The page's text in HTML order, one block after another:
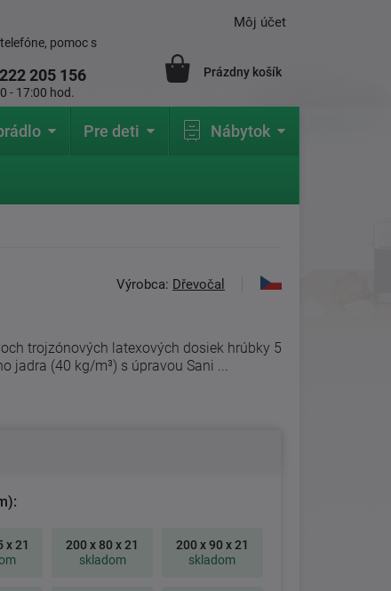
pomoc s
222 205 156
- 17:00 hod.
Môj účet
Prázdny košík
Pre deti Nábytok
Výrobca: Dřevočal
trojzónových latexových dosiek hrúbky 5
jadra (40 kg/m³) s úpravou Sani ...
x 21
200 x 80 x 21
skladom
200 x 90 x 21
skladom